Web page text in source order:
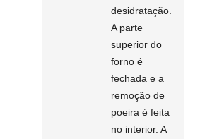
desidratação.
A parte
superior do
forno é
fechada e a
remoção de
poeira é feita
no interior. A